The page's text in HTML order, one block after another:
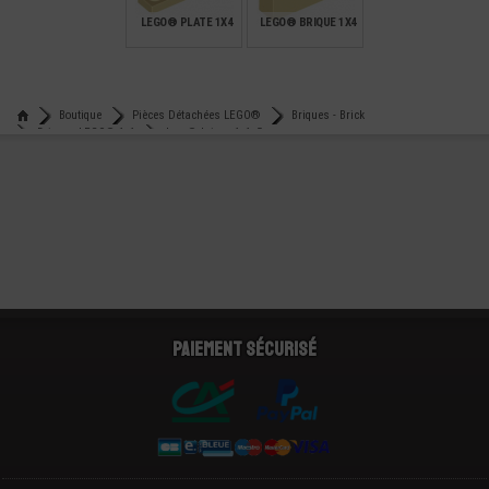
LEGO® PLATE 1X4 LEGO® BRIQUE 1X4
Boutique
Pièces Détachées LEGO®
Briques - Brick
Briques LEGO® 1x1
Lego® brique 1x1x5
Paiement sécurisé